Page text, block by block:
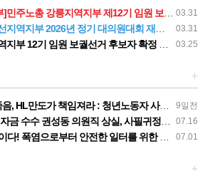
03.31
총 강릉지역지부 제12기 임원 보궐선거결과 공고
03.31
지부 2026년 정기 대의원대회 재소집 건
03.25
부 12기 임원 보궐선거 후보자 확정 공고
+
9일전
: 청년노동자 사망사고의 철저한 진상규명과 재발방지 대책 마련하라
07.16
수수 권성동 의원직 상실, 사필귀정이다
07.01
전한 일터를 위한 민주노총 강원지역본부 폭염감시단 선포 기자회견
+